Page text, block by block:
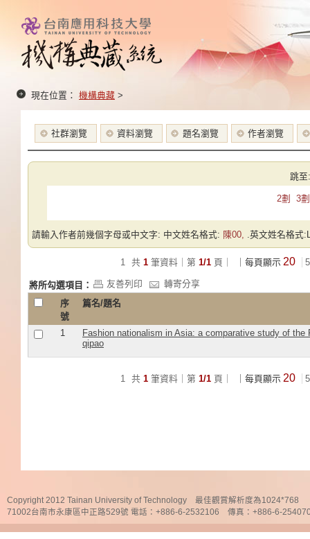
現在位置： 機構典藏 >
社群瀏覽 資料瀏覽 題名瀏覽 作者瀏覽
跳至:
2劃 3劃
請輸入作者前幾個字母或中文字: 中文姓名格式: 陳00, .英文姓名格式
1 共 1 筆資料｜第 1/1 頁｜ ｜每頁顯示 20
將所勾選項目： 友善列印
轉寄分享
序
號
篇名/題名
1
Fashion nationalism in Asia: a comparative study of the
qipao
1 共 1 筆資料｜第 1/1 頁｜ ｜每頁顯示 20
Copyright 2012 Tainan University of Technology 最佳觀賞解析度為1024*768
71002台南市永康區中正路529號 電話：+886-6-2532106 傳真：+886-6-